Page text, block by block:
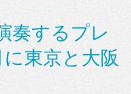
奏するプレ
東京と大阪